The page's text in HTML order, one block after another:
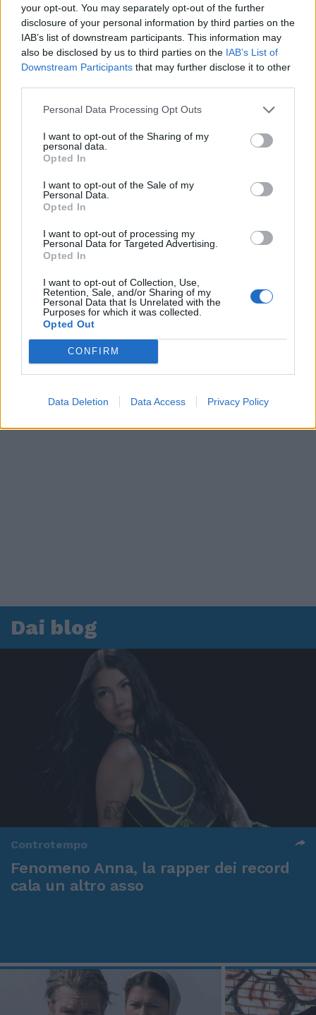
your opt-out. You may separately opt-out of the further
disclosure of your personal information by third parties on the
IAB’s list of downstream participants. This information may
also be disclosed by us to third parties on the IAB’s List of
Downstream Participants that may further disclose it to other
Personal Data Processing Opt Outs
I want to opt-out of the Sharing of my
personal data.
Opted In
I want to opt-out of the Sale of my
Personal Data.
Opted In
I want to opt-out of processing my
Personal Data for Targeted Advertising.
Opted In
I want to opt-out of Collection, Use,
Retention, Sale, and/or Sharing of my
Personal Data that Is Unrelated with the
Purposes for which it was collected.
Opted Out
CONFIRM
Data Deletion Data Access Privacy Policy
Leonardo Maria Del Vecchio dall'ex compagna
in ospedale. Le dichiarazioni ai giornalisti
Dai blog
Controtempo
Fenomeno Anna, la rapper dei record
cala un altro asso